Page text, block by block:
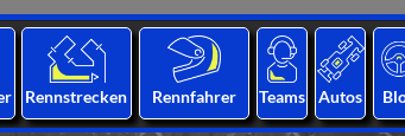
Rennstrecken Rennfahrer Teams Autos